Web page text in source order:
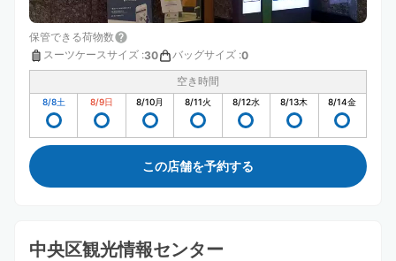
保管できる荷物数
スーツケースサイズ :30 バッグサイズ :0
空き時間
8/8土 8/9日 8/10月 8/11火 8/12水 8/13木 8/14金
この店舗を予約する
中央区観光情報センター